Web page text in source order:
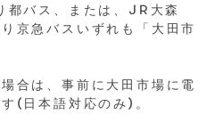
都バス、または、JR大森
京急バスいずれも「大田市
合は、事前に大田市場に電
(日本語対応のみ)。